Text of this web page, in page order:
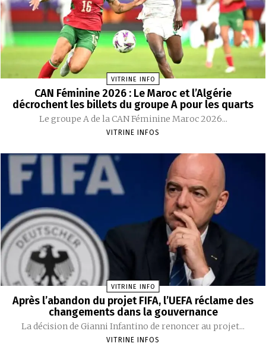
VITRINE INFO
CAN Féminine 2026 : Le Maroc et l’Algérie
décrochent les billets du groupe A pour les quarts
Le groupe A de la CAN Féminine Maroc 2026...
VITRINE INFOS
VITRINE INFO
Après l’abandon du projet FIFA, l’UEFA réclame des
changements dans la gouvernance
La décision de Gianni Infantino de renoncer au projet...
VITRINE INFOS